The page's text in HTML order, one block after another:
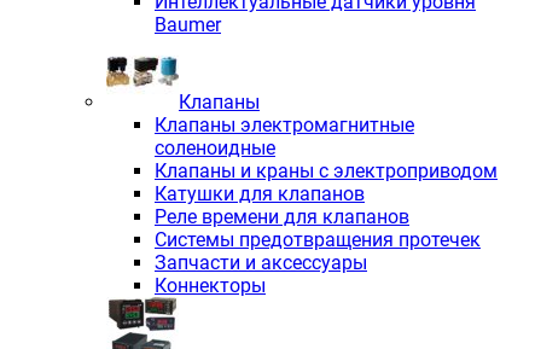
Baumer
Клапаны
Клапаны электромагнитные
соленоидные
Клапаны и краны с электроприводом
Катушки для клапанов
Реле времени для клапанов
Системы предотвращения протечек
Запчасти и аксессуары
Коннекторы